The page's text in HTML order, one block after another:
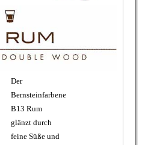
Der
Bernsteinfarbene
B13 Rum
glänzt durch
feine Süße und